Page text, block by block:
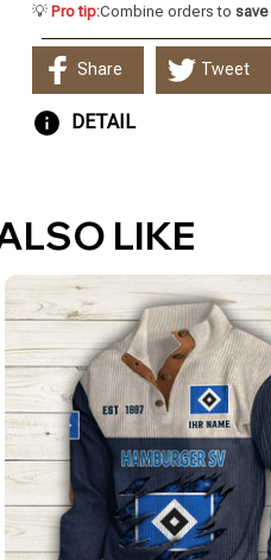
💡 Pro tip:Combine orders to save
Share Tweet
DETAIL
LIKE